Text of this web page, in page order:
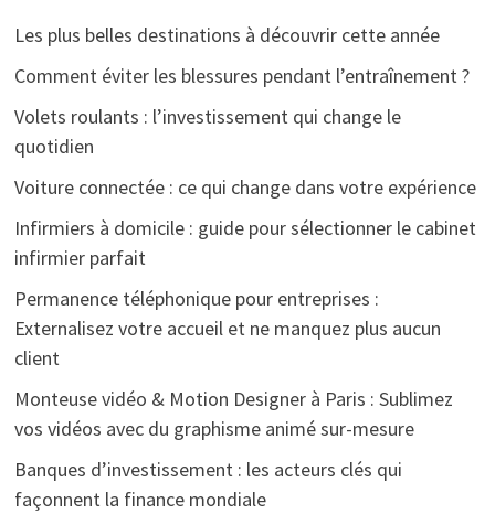
Les plus belles destinations à découvrir cette année
Comment éviter les blessures pendant l’entraînement ?
Volets roulants : l’investissement qui change le
quotidien
Voiture connectée : ce qui change dans votre expérience
Infirmiers à domicile : guide pour sélectionner le cabinet
infirmier parfait
Permanence téléphonique pour entreprises :
Externalisez votre accueil et ne manquez plus aucun
client
Monteuse vidéo & Motion Designer à Paris : Sublimez
vos vidéos avec du graphisme animé sur-mesure
Banques d’investissement : les acteurs clés qui
façonnent la finance mondiale